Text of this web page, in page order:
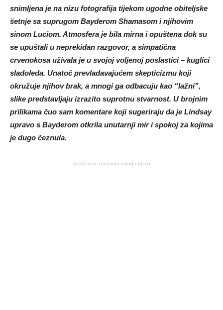
snimljena je na nizu fotografija tijekom ugodne obiteljske
šetnje sa suprugom Bayderom Shamasom i njihovim
sinom Luciom. Atmosfera je bila mirna i opuštena dok su
se upuštali u neprekidan razgovor, a simpatična
crvenokosa uživala je u svojoj voljenoj poslastici – kuglici
sladoleda. Unatoč prevladavajućem skepticizmu koji
okružuje njihov brak, a mnogi ga odbacuju kao “lažni”,
slike predstavljaju izrazito suprotnu stvarnost. U brojnim
prilikama čuo sam komentare koji sugeriraju da je Lindsay
upravo s Bayderom otkrila unutarnji mir i spokoj za kojima
je dugo čeznula.
Sadržaj se nastavlja ispod oglasa